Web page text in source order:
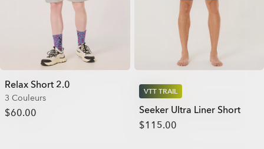
Relax Short 2.0
3 Couleurs
$60.00
VTT TRAIL
Seeker Ultra Liner Short
$115.00